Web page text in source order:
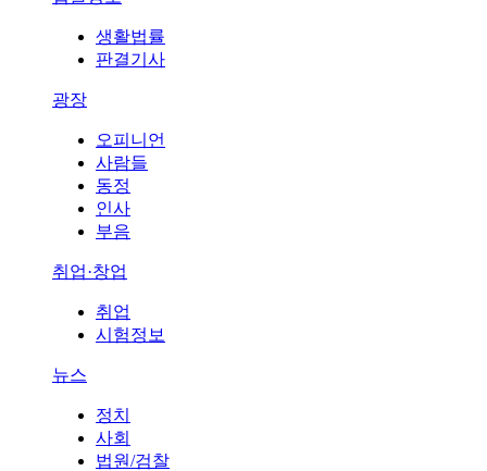
생활법률
판결기사
광장
오피니언
사람들
동정
인사
부음
취업·창업
취업
시험정보
뉴스
정치
사회
법원/검찰